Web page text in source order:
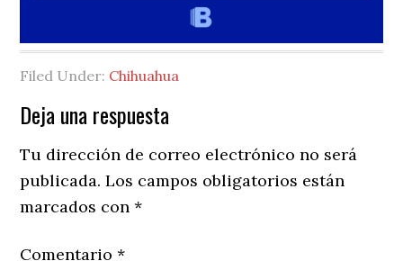
Filed Under: Chihuahua
Reader
Interactions
Deja una respuesta
Tu dirección de correo electrónico no será
publicada. Los campos obligatorios están
marcados con*
Comentario*